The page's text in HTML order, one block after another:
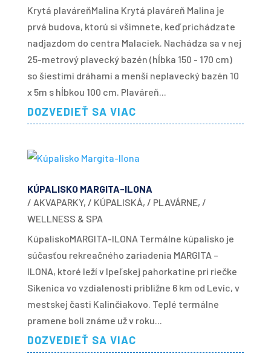
Krytá plaváreňMalina Krytá plaváreň Malina je
prvá budova, ktorú si všimnete, keď prichádzate
nadjazdom do centra Malaciek. Nachádza sa v nej
25-metrový plavecký bazén (hĺbka 150 - 170 cm)
so šiestimi dráhami a menší neplavecký bazén 10
x 5m s hĺbkou 100 cm. Plaváreň...
DOZVEDIEŤ SA VIAC
KÚPALISKO MARGITA-ILONA
/ AKVAPARKY, / KÚPALISKÁ, / PLAVÁRNE, /
WELLNESS & SPA
KúpaliskoMARGITA-ILONA Termálne kúpalisko je
súčasťou rekreačného zariadenia MARGITA –
ILONA, ktoré leží v Ipeľskej pahorkatine pri riečke
Sikenica vo vzdialenosti približne 6 km od Levíc, v
mestskej časti Kalinčiakovo. Teplé termálne
pramene boli známe už v roku...
DOZVEDIEŤ SA VIAC